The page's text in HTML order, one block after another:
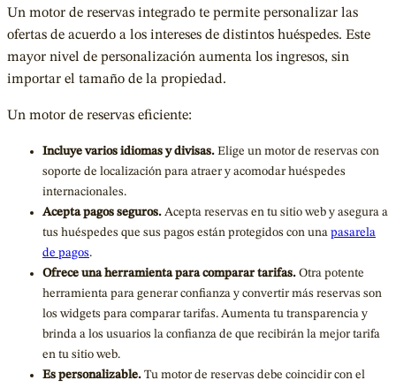
Un motor de reservas integrado te permite personalizar las
ofertas de acuerdo a los intereses de distintos huéspedes. Este
mayor nivel de personalización aumenta los ingresos, sin
importar el tamaño de la propiedad.
Un motor de reservas eficiente:
Incluye varios idiomas y divisas. Elige un motor de reservas con
soporte de localización para atraer y acomodar huéspedes
internacionales.
Acepta pagos seguros. Acepta reservas en tu sitio web y asegura a
tus huéspedes que sus pagos están protegidos con una pasarela
de pagos.
Ofrece una herramienta para comparar tarifas. Otra potente
herramienta para generar confianza y convertir más reservas son
los widgets para comparar tarifas. Aumenta tu transparencia y
brinda a los usuarios la confianza de que recibirán la mejor tarifa
en tu sitio web.
Es personalizable. Tu motor de reservas debe coincidir con el